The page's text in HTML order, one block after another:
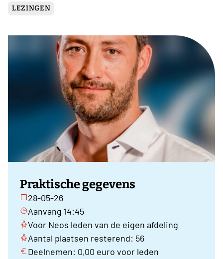
LEZINGEN
Praktische gegevens
28-05-26
Aanvang 14:45
Voor Neos leden van de eigen afdeling
Aantal plaatsen resterend: 56
Deelnemen: 0,00 euro voor leden